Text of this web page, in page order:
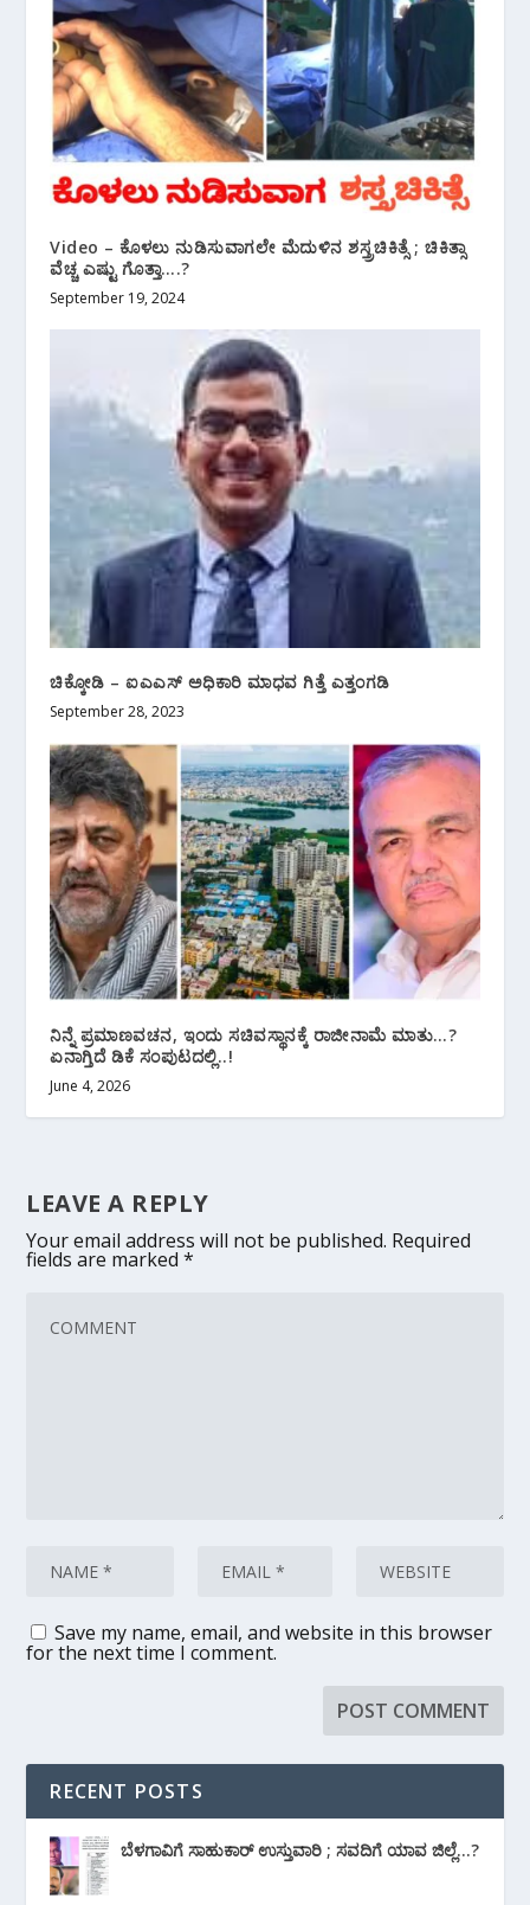
Video – ಕೊಳಲು ನುಡಿಸುವಾಗಲೇ ಮೆದುಳಿನ ಶಸ್ತ್ರಚಿಕಿತ್ಸೆ ; ಚಿಕಿತ್ಸಾ
ವೆಚ್ಚ ಎಷ್ಟು ಗೊತ್ತಾ….?
September 19, 2024
ಚಿಕ್ಕೋಡಿ – ಐಎಎಸ್‌ ಅಧಿಕಾರಿ ಮಾಧವ ಗಿತ್ತೆ ಎತ್ತಂಗಡಿ
September 28, 2023
ನಿನ್ನೆ ಪ್ರಮಾಣವಚನ,‌ ಇಂದು ಸಚಿವಸ್ಥಾನಕ್ಕೆ ರಾಜೀನಾಮೆ ಮಾತು…?
ಏನಾಗ್ತಿದೆ ಡಿಕೆ ಸಂಪುಟದಲ್ಲಿ..!
June 4, 2026
LEAVE A REPLY
Your email address will not be published. Required
fields are marked*
Save my name, email, and website in this browser
for the next time I comment.
RECENT POSTS
ಬೆಳಗಾವಿಗೆ ಸಾಹುಕಾರ್ ಉಸ್ತುವಾರಿ ; ಸವದಿಗೆ ಯಾವ ಜಿಲ್ಲೆ…?